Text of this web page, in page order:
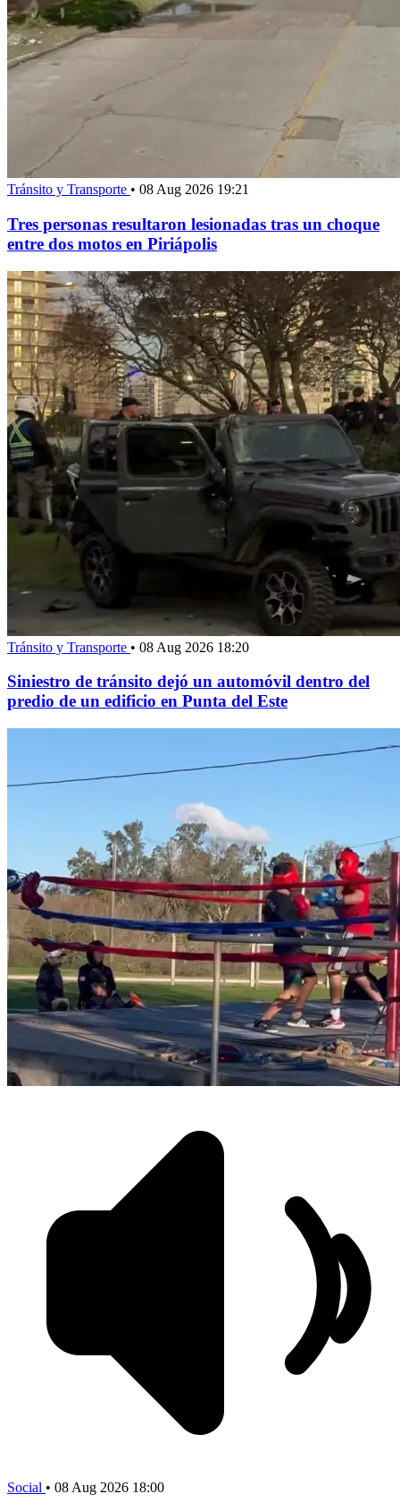
Tránsito y Transporte • 08 Aug 2026 19:21
Tres personas resultaron lesionadas tras un choque
entre dos motos en Piriápolis
Tránsito y Transporte • 08 Aug 2026 18:20
Siniestro de tránsito dejó un automóvil dentro del
predio de un edificio en Punta del Este
Social • 08 Aug 2026 18:00